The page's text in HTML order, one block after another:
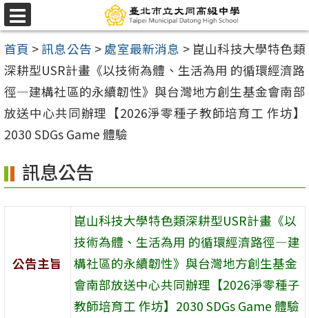
跳
至
主
要
內
容
區
選
單
首頁 >訊息公告 > 處室最新消息 > 崑山科技大學特色類
深耕型USR計畫《以技術為體、生活為用 的循環經濟路
徑—建構社區的永續韌性》與台灣地方創生基金會南部
放送中心共同辦理【2026淨零種子教師培育工 作坊】
2030 SDGs Game 體驗
訊息公告
公告主旨
崑山科技大學特色類深耕型USR計畫《以
技術為體、生活為用 的循環經濟路徑—建
構社區的永續韌性》與台灣地方創生基金
會南部放送中心共同辦理【2026淨零種子
教師培育工 作坊】2030 SDGs Game 體驗